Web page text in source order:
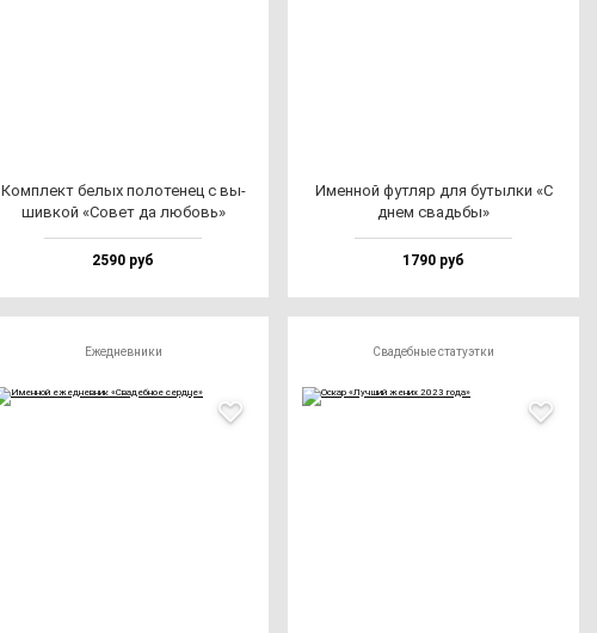
Ком­плект бе­лых по­ло­те­нец с вы­
шив­кой «Совет да лю­бовь»
2590 руб
Имен­ной фут­ляр для бу­тыл­ки «С
днем свадь­бы»
1790 руб
Ежедневники Свадебные статуэтки